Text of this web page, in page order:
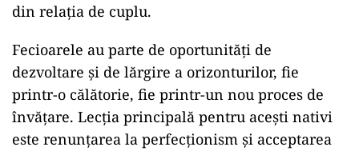
din relația de cuplu.
Fecioarele au parte de oportunități de
dezvoltare și de lărgire a orizonturilor, fie
printr-o călătorie, fie printr-un nou proces de
învățare. Lecția principală pentru acești nativi
este renunțarea la perfecționism și acceptarea